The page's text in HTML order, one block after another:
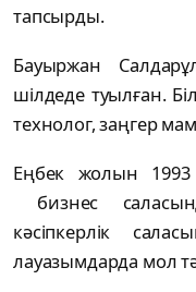
тапсырды.
Бауыржан
шілдеде туылған.
технолог, заңгер
Еңбек жолын
бизнес
кәсіпкерлік
лауазымдарда мол